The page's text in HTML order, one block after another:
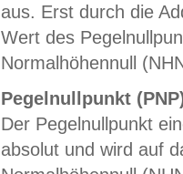
aus. Erst durch die
Wert des
Normalhöhennull
Pegelnullpunkt
Der Pegelnullpunkt
absolut und wird auf